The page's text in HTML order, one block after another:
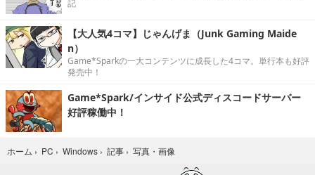
記
【大人気4コマ】じゃんげま（Junk Gaming Maide
n）
Game*Sparkの一大コンテンツに成長した4コマ。単行本も好評
発売中！
Game*Spark/インサイド公式ディスコードサーバー
好評稼働中！
ホーム › PC › Windows › 記事 › 写真・画像